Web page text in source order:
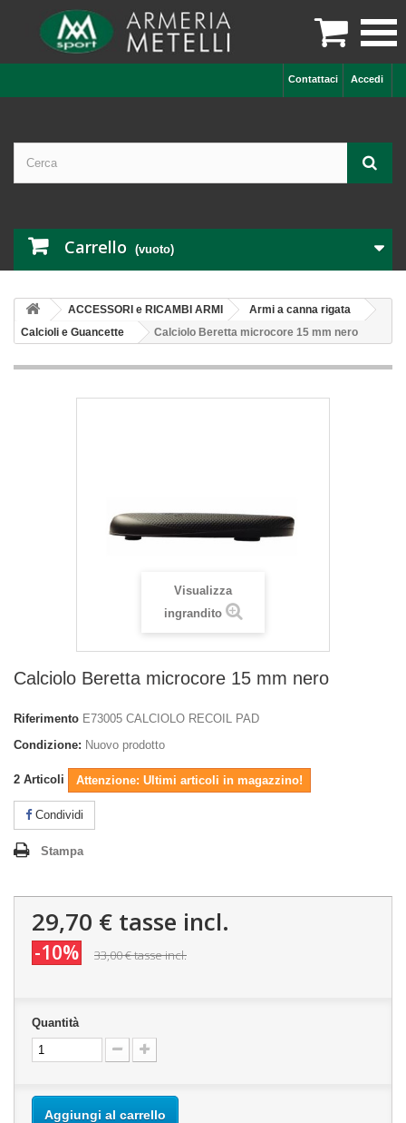

Accedi
Contattaci
Carrello (vuoto)
ACCESSORI e RICAMBI ARMI
Armi a canna rigata
Calcioli e Guancette
Calciolo Beretta microcore 15 mm nero
Visualizza
ingrandito
Calciolo Beretta microcore 15 mm nero
Riferimento E73005 CALCIOLO RECOIL PAD
Condizione: Nuovo prodotto
2 Articoli Attenzione: Ultimi articoli in magazzino!
Condividi
Stampa
29,70 € tasse incl.
-10% 33,00 €tasse incl.
Quantità
Aggiungi al carrello